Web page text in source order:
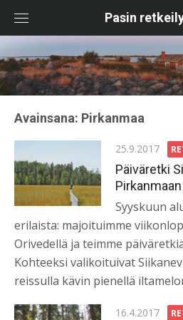
content
Pasin
Avainsana: Pirkanmaa
Posted
on
25.9.2017
Päiväretki
Syyskuun
erilaista: majoituimme
Orivedellä ja teimme
Kohteeksi valikoituivat
reissulla kävin pienellä
Posted
16.4.2017